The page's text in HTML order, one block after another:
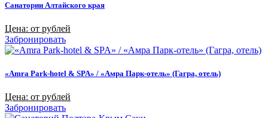
Санатории Алтайского края
Цена: от рублей
Забронировать
«Amra Park-hotel & SPA» / «Амра Парк-отель» (Гагра, отель)
Цена: от рублей
Забронировать